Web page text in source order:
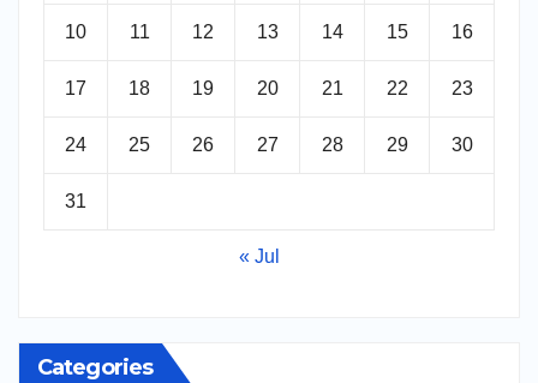
10 11 12 13 14 15 16
17 18 19 20 21 22 23
24 25 26 27 28 29 30
31
« Jul
Categories